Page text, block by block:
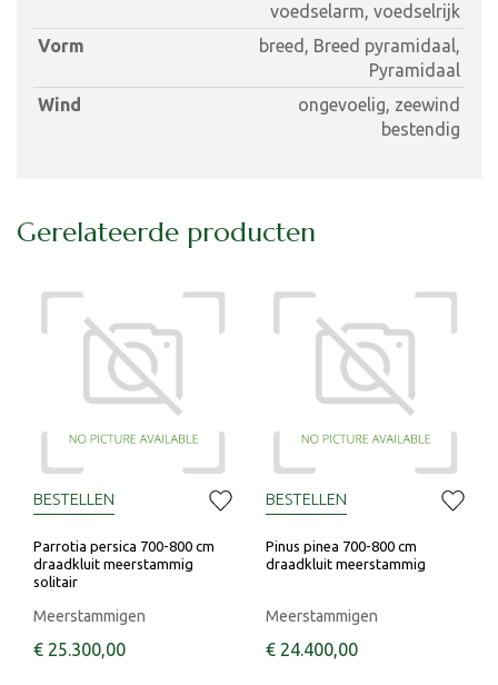
voedselarm, voedselrijk
Vorm
breed, Breed pyramidaal,
Pyramidaal
Wind
ongevoelig, zeewind
bestendig
Gerelateerde producten
Parrotia persica 700-800 cm
draadkluit meerstammig
solitair
Meerstammigen
€ 25.300,00
BESTELLEN
Pinus pinea 700-800 cm
draadkluit meerstammig
Meerstammigen
€ 24.400,00
BESTELLEN